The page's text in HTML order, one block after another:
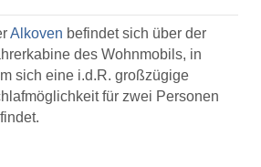
Alkoven befindet sich über der
des Wohnmobils, in
sich eine i.d.R. großzügige
für zwei Personen